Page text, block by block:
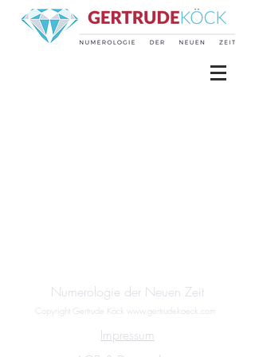
Numerologie der Neuen Zeit
Copyright Gertrude Köck www.gertrudekoeck.com
Impressum